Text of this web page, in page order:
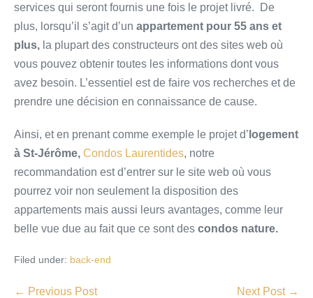
services qui seront fournis une fois le projet livré. De
plus, lorsqu’il s’agit d’un appartement pour 55 ans et
plus, la plupart des constructeurs ont des sites web où
vous pouvez obtenir toutes les informations dont vous
avez besoin. L’essentiel est de faire vos recherches et de
prendre une décision en connaissance de cause.
Ainsi, et en prenant comme exemple le projet d’ logement
à St-Jérôme, Condos Laurentides, notre
recommandation est d’entrer sur le site web où vous
pourrez voir non seulement la disposition des
appartements mais aussi leurs avantages, comme leur
belle vue due au fait que ce sont des condos nature.
Filed under: back-end
← Previous Post Next Post →